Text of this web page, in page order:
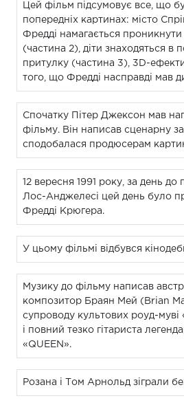
Цей фільм підсумовує все, що
попередніх картинах: місто
Фредді намагається проникнути
(частина 2), діти знаходяться в
притулку (частина 3), 3D-
того, що Фредді насправді мав
Спочатку Пітер Джексон мав
фільму. Він написав сценарну
сподобалася продюсерам
12 вересня 1991 року, за день
Лос-Анджелесі цей день було
Фредді Крюгера.
У цьому фільмі відбувся
Музику до фільму написав
композитор Браян Мей (Brian
супроводу культових роуд-
і повний тезко гітариста
«QUEEN».
Розана і Том Арнольд зіграли